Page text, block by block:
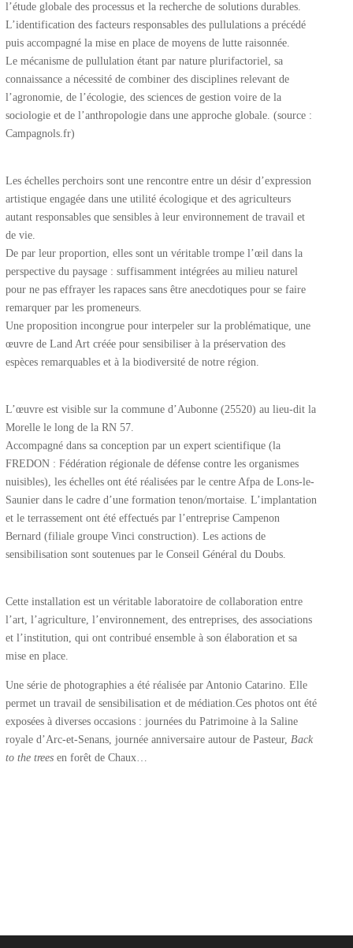
l’étude globale des processus et la recherche de solutions durables.
L’identification des facteurs responsables des pullulations a précédé
puis accompagné la mise en place de moyens de lutte raisonnée.
Le mécanisme de pullulation étant par nature plurifactoriel, sa
connaissance a nécessité de combiner des disciplines relevant de
l’agronomie, de l’écologie, des sciences de gestion voire de la
sociologie et de l’anthropologie dans une approche globale. (source :
Campagnols.fr)
Les échelles perchoirs sont une rencontre entre un désir d’expression
artistique engagée dans une utilité écologique et des agriculteurs
autant responsables que sensibles à leur environnement de travail et
de vie.
De par leur proportion, elles sont un véritable trompe l’œil dans la
perspective du paysage : suffisamment intégrées au milieu naturel
pour ne pas effrayer les rapaces sans être anecdotiques pour se faire
remarquer par les promeneurs.
Une proposition incongrue pour interpeler sur la problématique, une
œuvre de Land Art créée pour sensibiliser à la préservation des
espèces remarquables et à la biodiversité de notre région.
L’œuvre est visible sur la commune d’Aubonne (25520) au lieu-dit la
Morelle le long de la RN 57.
Accompagné dans sa conception par un expert scientifique (la
FREDON : Fédération régionale de défense contre les organismes
nuisibles), les échelles ont été réalisées par le centre Afpa de Lons-le-
Saunier dans le cadre d’une formation tenon/mortaise. L’implantation
et le terrassement ont été effectués par l’entreprise Campenon
Bernard (filiale groupe Vinci construction). Les actions de
sensibilisation sont soutenues par le Conseil Général du Doubs.
Cette installation est un véritable laboratoire de collaboration entre
l’art, l’agriculture, l’environnement, des entreprises, des associations
et l’institution, qui ont contribué ensemble à son élaboration et sa
mise en place.
Une série de photographies a été réalisée par Antonio Catarino. Elle
permet un travail de sensibilisation et de médiation.Ces photos ont été
exposées à diverses occasions : journées du Patrimoine à la Saline
royale d’Arc-et-Senans, journée anniversaire autour de Pasteur, Back
to the trees en forêt de Chaux…